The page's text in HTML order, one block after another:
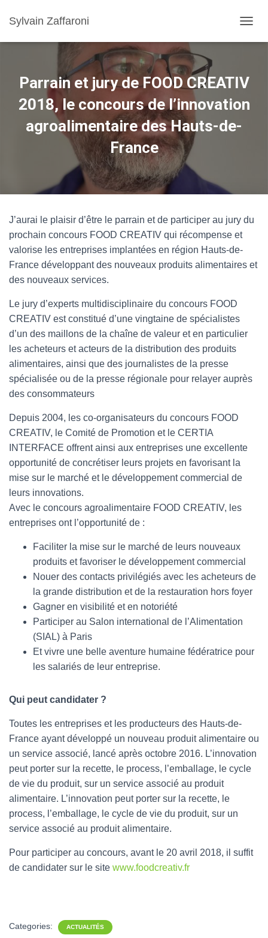
Sylvain Zaffaroni
Parrain et jury de FOOD CREATIV
2018, le concours de l’innovation
agroalimentaire des Hauts-de-
France
J’aurai le plaisir d’être le parrain et de participer au jury du
prochain concours FOOD CREATIV qui récompense et
valorise les entreprises implantées en région Hauts-de-
France développant des nouveaux produits alimentaires et
des nouveaux services.
Le jury d’experts multidisciplinaire du concours FOOD
CREATIV est constitué d’une vingtaine de spécialistes
d’un des maillons de la chaîne de valeur et en particulier
les acheteurs et acteurs de la distribution des produits
alimentaires, ainsi que des journalistes de la presse
spécialisée ou de la presse régionale pour relayer auprès
des consommateurs
Depuis 2004, les co-organisateurs du concours FOOD
CREATIV, le Comité de Promotion et le CERTIA
INTERFACE offrent ainsi aux entreprises une excellente
opportunité de concrétiser leurs projets en favorisant la
mise sur le marché et le développement commercial de
leurs innovations.
Avec le concours agroalimentaire FOOD CREATIV, les
entreprises ont l’opportunité de :
Faciliter la mise sur le marché de leurs nouveaux
produits et favoriser le développement commercial
Nouer des contacts privilégiés avec les acheteurs de
la grande distribution et de la restauration hors foyer
Gagner en visibilité et en notoriété
Participer au Salon international de l’Alimentation
(SIAL) à Paris
Et vivre une belle aventure humaine fédératrice pour
les salariés de leur entreprise.
Qui peut candidater ?
Toutes les entreprises et les producteurs des Hauts-de-
France ayant développé un nouveau produit alimentaire ou
un service associé, lancé après octobre 2016. L’innovation
peut porter sur la recette, le process, l’emballage, le cycle
de vie du produit, sur un service associé au produit
alimentaire. L’innovation peut porter sur la recette, le
process, l’emballage, le cycle de vie du produit, sur un
service associé au produit alimentaire.
Pour participer au concours, avant le 20 avril 2018, il suffit
de candidater sur le site www.foodcreativ.fr
Categories: ACTUALITÉS